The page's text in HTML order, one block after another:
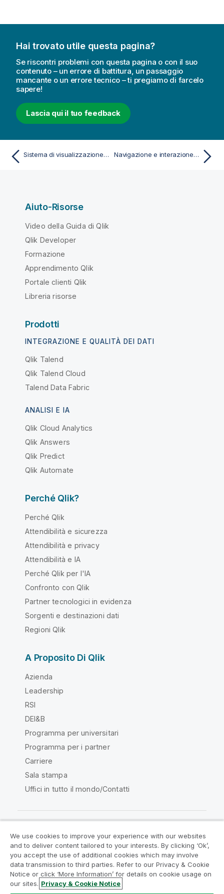
Hai trovato utile questa pagina?
Se riscontri problemi con questa pagina o con il suo
contenuto – un errore di battitura, un passaggio
mancante o un errore tecnico – ti pregiamo di farcelo
sapere!
Lascia qui il tuo feedback
Sistema di visualizzazione modello dati Navigazione e interazione con l'interfaccia utente
Aiuto-Risorse
Video della Guida di Qlik
Qlik Developer
Formazione
Apprendimento Qlik
Portale clienti Qlik
Libreria risorse
Prodotti
INTEGRAZIONE E QUALITÀ DEI DATI
Qlik Talend
Qlik Talend Cloud
Talend Data Fabric
ANALISI E IA
Qlik Cloud Analytics
Qlik Answers
Qlik Predict
Qlik Automate
Perché Qlik?
Perché Qlik
Attendibilità e sicurezza
Attendibilità e privacy
Attendibilità e IA
Perché Qlik per l'IA
Confronto con Qlik
Partner tecnologici in evidenza
Sorgenti e destinazioni dati
Regioni Qlik
A Proposito Di Qlik
Azienda
Leadership
RSI
DEI&B
Programma per universitari
Programma per i partner
Carriere
Sala stampa
Uffici in tutto il mondo/Contatti
Qlik Community
Contratti
Termini del prodotto
Legal Policies
Note Legali
We use cookies to improve your experience with our websites
and to deliver content tailored to your interests. By clicking ‘Ok’,
you accept the use of additional cookies which may involve
data transmission to third parties. Refer to our Privacy & Cookie
Notice or click ‘More Information’ for details on cookie usage on
our sites. Privacy & Cookie Notice